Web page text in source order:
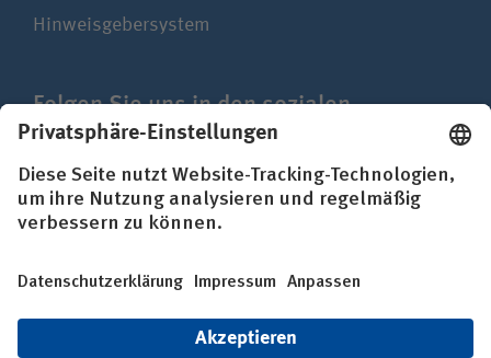
Hinweisgebersystem
Folgen Sie uns in den sozialen
Netzwerken
Impressum
Datenschutz
Erklärung zur Barrierefreiheit